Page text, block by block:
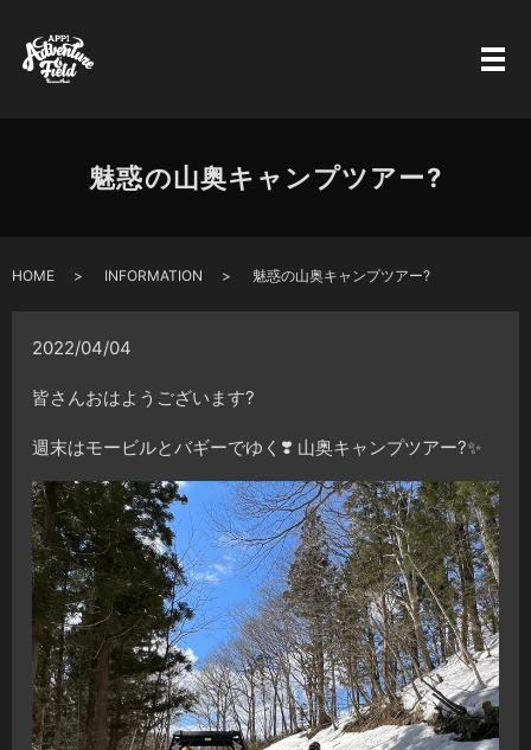
魅惑の山奥キャンプツアー?
HOME INFORMATION 魅惑の山奥キャンプツアー?
2022/04/04
皆さんおはようございます?
週末はモービルとバギーでゆく❣️ 山奥キャンプツアー?✨